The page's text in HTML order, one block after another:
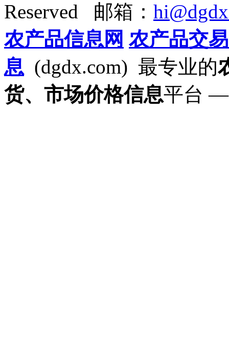
Reserved 邮箱：
农产品信息网 农产品交
息 (dgdx.com) 最专业的
货、市场价格信息平台